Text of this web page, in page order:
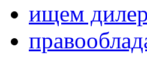
ищем